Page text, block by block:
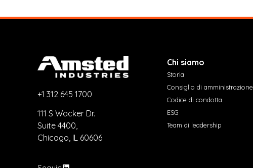
+1 312 645 1700
111 S Wacker Dr.
Suite 4400,
Chicago, IL 60606
Chi siamo
Storia
Consiglio di amministrazione
Codice di condotta
ESG
Team di leadership